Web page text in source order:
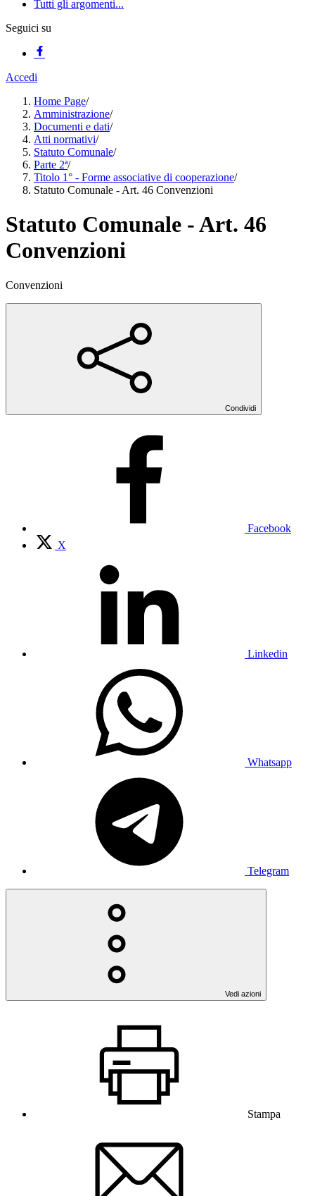
Tutti gli argomenti...
Seguici su
Accedi
Home Page/
Amministrazione/
Documenti e dati/
Atti normativi/
Statuto Comunale/
Parte 2ª/
Titolo 1° - Forme associative di cooperazione/
Statuto Comunale - Art. 46 Convenzioni
Statuto Comunale - Art. 46
Convenzioni
Convenzioni
Condividi
Facebook
X
Linkedin
Whatsapp
Telegram
Vedi azioni
Stampa